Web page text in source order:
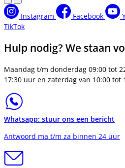
Instagram Facebook
TikTok
Hulp nodig? We staan
Maandag t/m donderdag 09:00 tot
17:30 uur en zaterdag van 10:00 tot
Whatsapp: stuur ons een bericht
Antwoord ma t/m za binnen 24 uur